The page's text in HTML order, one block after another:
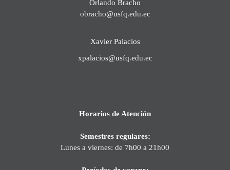
Orlando Bracho
obracho@usfq.edu.ec
Xavier Palacios
xpalacios@usfq.edu.ec
Horarios de Atención
Semestres regulares:
Lunes a viernes: de 7h00 a 21h00